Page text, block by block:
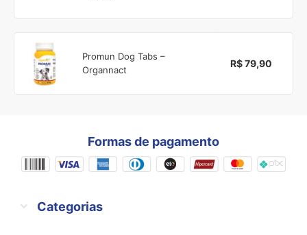
Promun Dog Tabs –
Organnact
R$ 79,90
Formas de pagamento
Categorias